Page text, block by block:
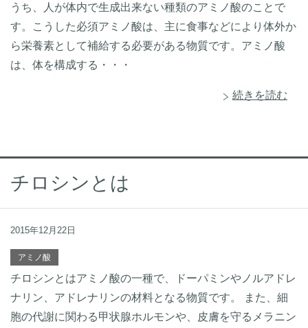
うち、人が体内で生成出来ない種類のアミノ酸のことで
す。こうした必須アミノ酸は、主に食事などにより体外か
ら栄養素として補給する必要がある物質です。アミノ酸
は、体を構成する・・・
続きを読む
チロシンとは
2015年12月22日
アミノ酸
チロシンとはアミノ酸の一種で、ドーパミンやノルアドレ
ナリン、アドレナリンの材料となる物質です。 また、細
胞の代謝に関わる甲状腺ホルモンや、皮膚を守るメラニン